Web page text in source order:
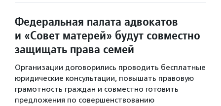
Федеральная палата адвокатов
и «Совет матерей» будут совместно
защищать права семей
Организации договорились проводить бесплатные
юридические консультации, повышать правовую
грамотность граждан и совместно готовить
предложения по совершенствованию